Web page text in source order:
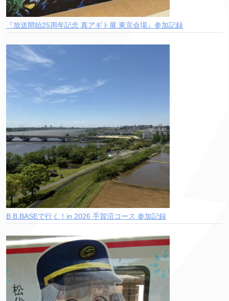
『放送開始25周年記念 真アギト展 東京会場』参加記録
B.B.BASEで行く！in 2026 手賀沼コース 参加記録